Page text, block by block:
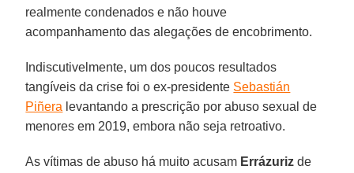
realmente condenados e não houve
acompanhamento das alegações de encobrimento.
Indiscutivelmente, um dos poucos resultados
tangíveis da crise foi o ex-presidente Sebastián
Piñera levantando a prescrição por abuso sexual de
menores em 2019, embora não seja retroativo.
As vítimas de abuso há muito acusam Errázuriz de